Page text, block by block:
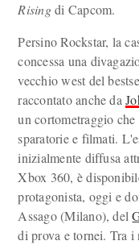
Risingdi Capcom.
Persino Rockstar, la
concessa una
vecchio west del
raccontato anche da
un cortometraggio
sparatorie e filmati.
inizialmente diffusa
Xbox 360, è
protagonista, oggi e
Assago (Milano), del
di prova e tornei. Tra